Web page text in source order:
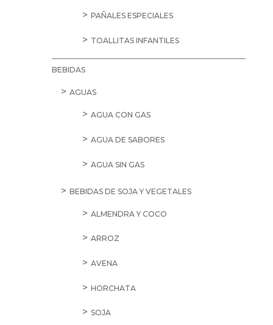
PAÑALES ESPECIALES
TOALLITAS INFANTILES
BEBIDAS
AGUAS
AGUA CON GAS
AGUA DE SABORES
AGUA SIN GAS
BEBIDAS DE SOJA Y VEGETALES
ALMENDRA Y COCO
ARROZ
AVENA
HORCHATA
SOJA